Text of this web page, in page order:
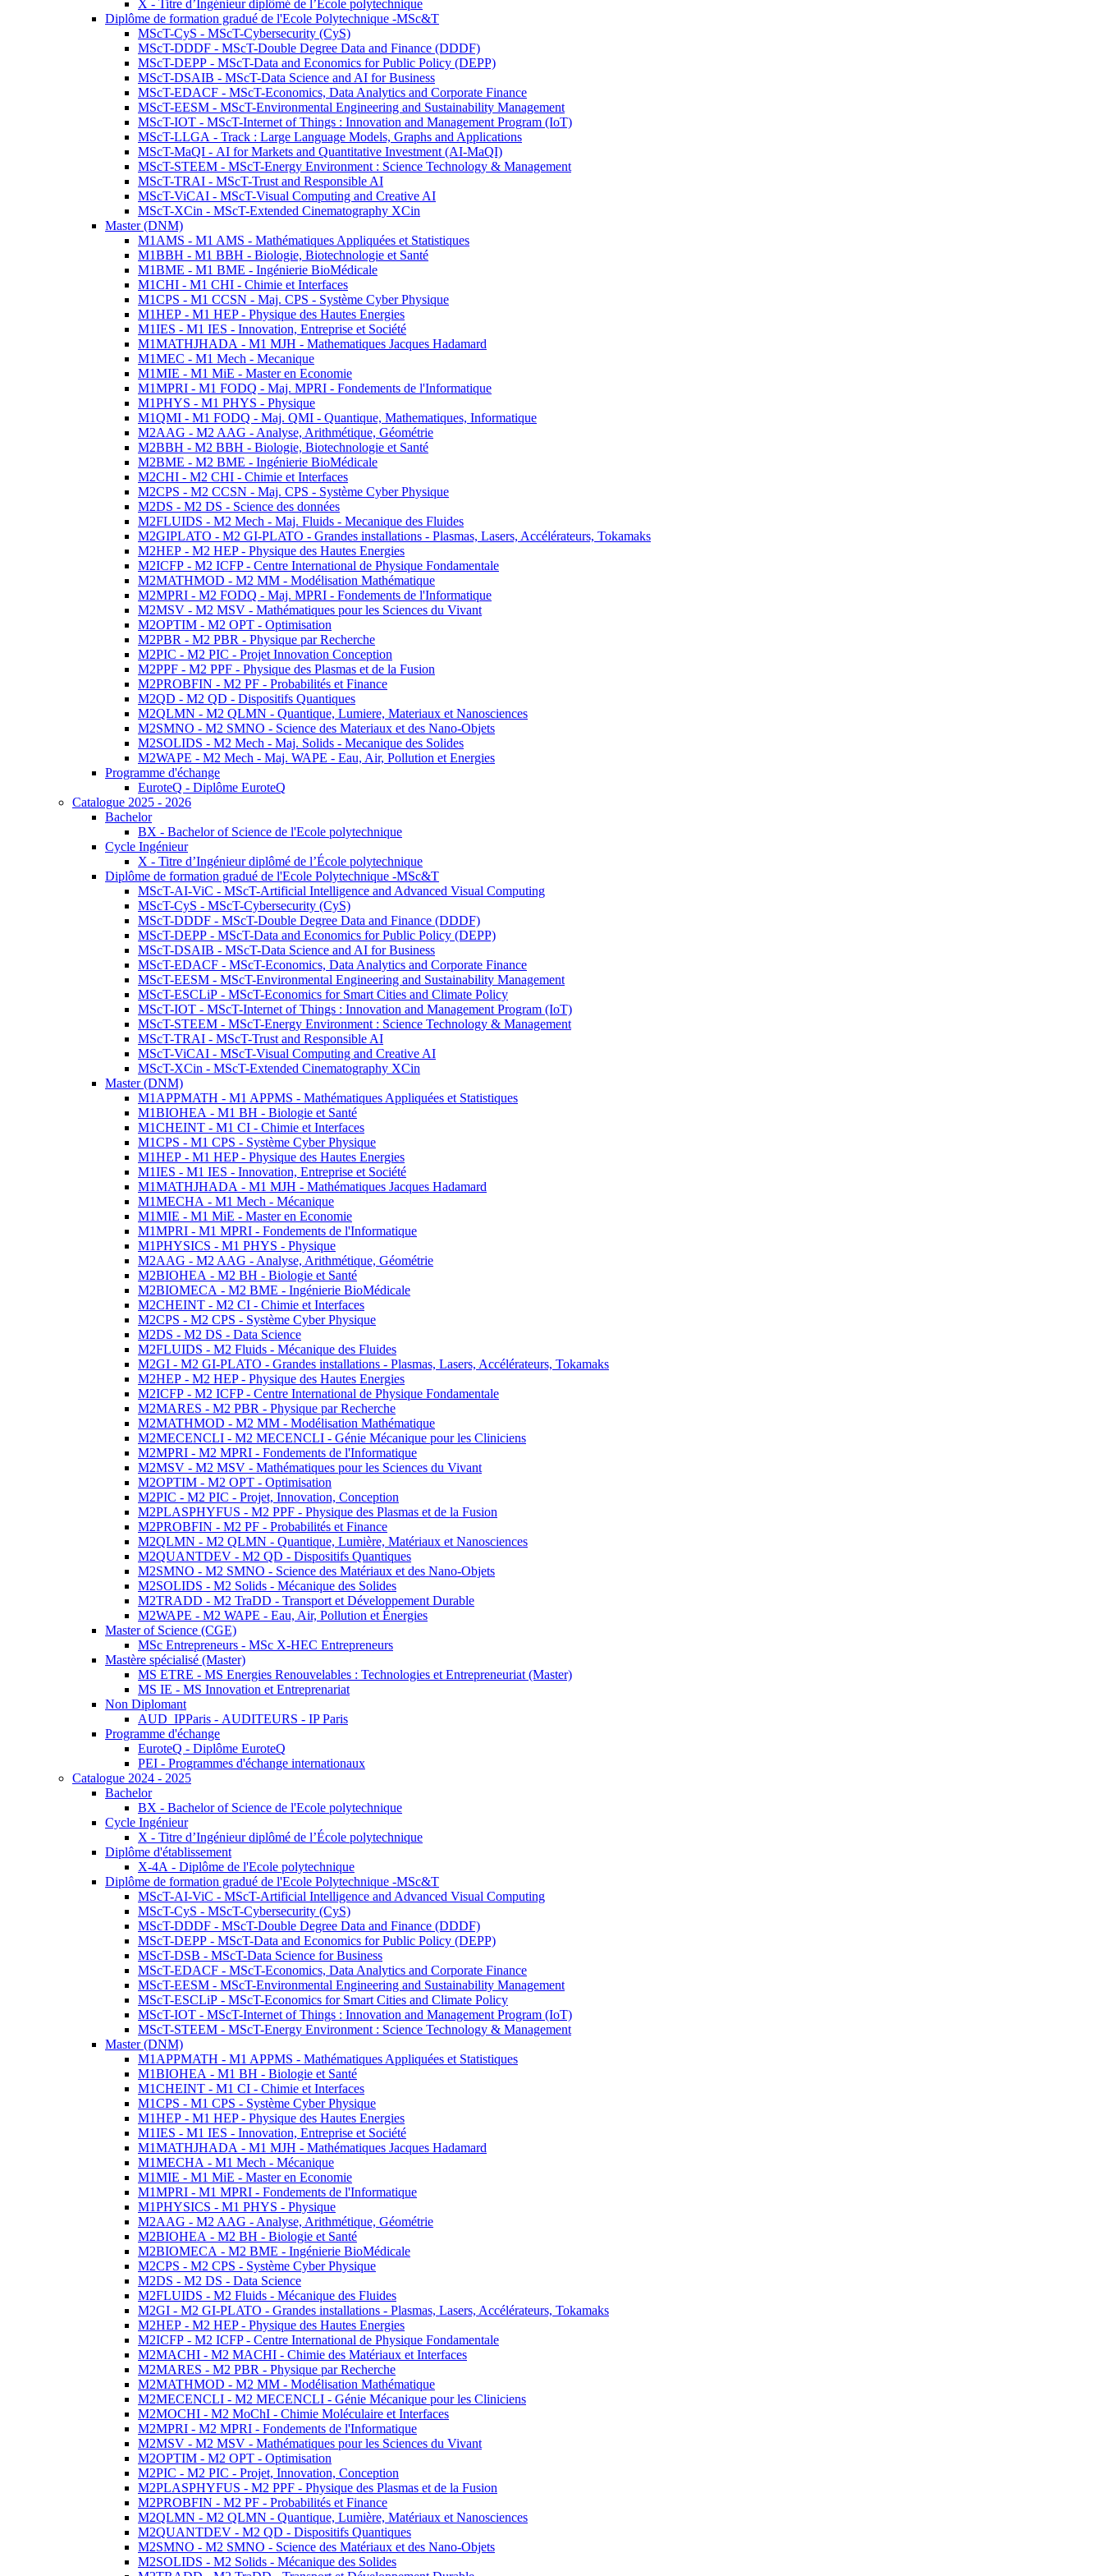
X - Titre d’Ingénieur diplômé de l’École polytechnique
Diplôme de formation gradué de l'Ecole Polytechnique -MSc&T
MScT-CyS - MScT-Cybersecurity (CyS)
MScT-DDDF - MScT-Double Degree Data and Finance (DDDF)
MScT-DEPP - MScT-Data and Economics for Public Policy (DEPP)
MScT-DSAIB - MScT-Data Science and AI for Business
MScT-EDACF - MScT-Economics, Data Analytics and Corporate Finance
MScT-EESM - MScT-Environmental Engineering and Sustainability Management
MScT-IOT - MScT-Internet of Things : Innovation and Management Program (IoT)
MScT-LLGA - Track : Large Language Models, Graphs and Applications
MScT-MaQI - AI for Markets and Quantitative Investment (AI-MaQI)
MScT-STEEM - MScT-Energy Environment : Science Technology & Management
MScT-TRAI - MScT-Trust and Responsible AI
MScT-ViCAI - MScT-Visual Computing and Creative AI
MScT-XCin - MScT-Extended Cinematography XCin
Master (DNM)
M1AMS - M1 AMS - Mathématiques Appliquées et Statistiques
M1BBH - M1 BBH - Biologie, Biotechnologie et Santé
M1BME - M1 BME - Ingénierie BioMédicale
M1CHI - M1 CHI - Chimie et Interfaces
M1CPS - M1 CCSN - Maj. CPS - Système Cyber Physique
M1HEP - M1 HEP - Physique des Hautes Energies
M1IES - M1 IES - Innovation, Entreprise et Société
M1MATHJHADA - M1 MJH - Mathematiques Jacques Hadamard
M1MEC - M1 Mech - Mecanique
M1MIE - M1 MiE - Master en Economie
M1MPRI - M1 FODQ - Maj. MPRI - Fondements de l'Informatique
M1PHYS - M1 PHYS - Physique
M1QMI - M1 FODQ - Maj. QMI - Quantique, Mathematiques, Informatique
M2AAG - M2 AAG - Analyse, Arithmétique, Géométrie
M2BBH - M2 BBH - Biologie, Biotechnologie et Santé
M2BME - M2 BME - Ingénierie BioMédicale
M2CHI - M2 CHI - Chimie et Interfaces
M2CPS - M2 CCSN - Maj. CPS - Système Cyber Physique
M2DS - M2 DS - Science des données
M2FLUIDS - M2 Mech - Maj. Fluids - Mecanique des Fluides
M2GIPLATO - M2 GI-PLATO - Grandes installations - Plasmas, Lasers, Accélérateurs, Tokamaks
M2HEP - M2 HEP - Physique des Hautes Energies
M2ICFP - M2 ICFP - Centre International de Physique Fondamentale
M2MATHMOD - M2 MM - Modélisation Mathématique
M2MPRI - M2 FODQ - Maj. MPRI - Fondements de l'Informatique
M2MSV - M2 MSV - Mathématiques pour les Sciences du Vivant
M2OPTIM - M2 OPT - Optimisation
M2PBR - M2 PBR - Physique par Recherche
M2PIC - M2 PIC - Projet Innovation Conception
M2PPF - M2 PPF - Physique des Plasmas et de la Fusion
M2PROBFIN - M2 PF - Probabilités et Finance
M2QD - M2 QD - Dispositifs Quantiques
M2QLMN - M2 QLMN - Quantique, Lumiere, Materiaux et Nanosciences
M2SMNO - M2 SMNO - Science des Materiaux et des Nano-Objets
M2SOLIDS - M2 Mech - Maj. Solids - Mecanique des Solides
M2WAPE - M2 Mech - Maj. WAPE - Eau, Air, Pollution et Energies
Programme d'échange
EuroteQ - Diplôme EuroteQ
Catalogue 2025 - 2026
Bachelor
BX - Bachelor of Science de l'Ecole polytechnique
Cycle Ingénieur
X - Titre d’Ingénieur diplômé de l’École polytechnique
Diplôme de formation gradué de l'Ecole Polytechnique -MSc&T
MScT-AI-ViC - MScT-Artificial Intelligence and Advanced Visual Computing
MScT-CyS - MScT-Cybersecurity (CyS)
MScT-DDDF - MScT-Double Degree Data and Finance (DDDF)
MScT-DEPP - MScT-Data and Economics for Public Policy (DEPP)
MScT-DSAIB - MScT-Data Science and AI for Business
MScT-EDACF - MScT-Economics, Data Analytics and Corporate Finance
MScT-EESM - MScT-Environmental Engineering and Sustainability Management
MScT-ESCLiP - MScT-Economics for Smart Cities and Climate Policy
MScT-IOT - MScT-Internet of Things : Innovation and Management Program (IoT)
MScT-STEEM - MScT-Energy Environment : Science Technology & Management
MScT-TRAI - MScT-Trust and Responsible AI
MScT-ViCAI - MScT-Visual Computing and Creative AI
MScT-XCin - MScT-Extended Cinematography XCin
Master (DNM)
M1APPMATH - M1 APPMS - Mathématiques Appliquées et Statistiques
M1BIOHEA - M1 BH - Biologie et Santé
M1CHEINT - M1 CI - Chimie et Interfaces
M1CPS - M1 CPS - Système Cyber Physique
M1HEP - M1 HEP - Physique des Hautes Energies
M1IES - M1 IES - Innovation, Entreprise et Société
M1MATHJHADA - M1 MJH - Mathématiques Jacques Hadamard
M1MECHA - M1 Mech - Mécanique
M1MIE - M1 MiE - Master en Economie
M1MPRI - M1 MPRI - Fondements de l'Informatique
M1PHYSICS - M1 PHYS - Physique
M2AAG - M2 AAG - Analyse, Arithmétique, Géométrie
M2BIOHEA - M2 BH - Biologie et Santé
M2BIOMECA - M2 BME - Ingénierie BioMédicale
M2CHEINT - M2 CI - Chimie et Interfaces
M2CPS - M2 CPS - Système Cyber Physique
M2DS - M2 DS - Data Science
M2FLUIDS - M2 Fluids - Mécanique des Fluides
M2GI - M2 GI-PLATO - Grandes installations - Plasmas, Lasers, Accélérateurs, Tokamaks
M2HEP - M2 HEP - Physique des Hautes Energies
M2ICFP - M2 ICFP - Centre International de Physique Fondamentale
M2MARES - M2 PBR - Physique par Recherche
M2MATHMOD - M2 MM - Modélisation Mathématique
M2MECENCLI - M2 MECENCLI - Génie Mécanique pour les Cliniciens
M2MPRI - M2 MPRI - Fondements de l'Informatique
M2MSV - M2 MSV - Mathématiques pour les Sciences du Vivant
M2OPTIM - M2 OPT - Optimisation
M2PIC - M2 PIC - Projet, Innovation, Conception
M2PLASPHYFUS - M2 PPF - Physique des Plasmas et de la Fusion
M2PROBFIN - M2 PF - Probabilités et Finance
M2QLMN - M2 QLMN - Quantique, Lumière, Matériaux et Nanosciences
M2QUANTDEV - M2 QD - Dispositifs Quantiques
M2SMNO - M2 SMNO - Science des Matériaux et des Nano-Objets
M2SOLIDS - M2 Solids - Mécanique des Solides
M2TRADD - M2 TraDD - Transport et Développement Durable
M2WAPE - M2 WAPE - Eau, Air, Pollution et Énergies
Master of Science (CGE)
MSc Entrepreneurs - MSc X-HEC Entrepreneurs
Mastère spécialisé (Master)
MS ETRE - MS Energies Renouvelables : Technologies et Entrepreneuriat (Master)
MS IE - MS Innovation et Entreprenariat
Non Diplomant
AUD_IPParis - AUDITEURS - IP Paris
Programme d'échange
EuroteQ - Diplôme EuroteQ
PEI - Programmes d'échange internationaux
Catalogue 2024 - 2025
Bachelor
BX - Bachelor of Science de l'Ecole polytechnique
Cycle Ingénieur
X - Titre d’Ingénieur diplômé de l’École polytechnique
Diplôme d'établissement
X-4A - Diplôme de l'Ecole polytechnique
Diplôme de formation gradué de l'Ecole Polytechnique -MSc&T
MScT-AI-ViC - MScT-Artificial Intelligence and Advanced Visual Computing
MScT-CyS - MScT-Cybersecurity (CyS)
MScT-DDDF - MScT-Double Degree Data and Finance (DDDF)
MScT-DEPP - MScT-Data and Economics for Public Policy (DEPP)
MScT-DSB - MScT-Data Science for Business
MScT-EDACF - MScT-Economics, Data Analytics and Corporate Finance
MScT-EESM - MScT-Environmental Engineering and Sustainability Management
MScT-ESCLiP - MScT-Economics for Smart Cities and Climate Policy
MScT-IOT - MScT-Internet of Things : Innovation and Management Program (IoT)
MScT-STEEM - MScT-Energy Environment : Science Technology & Management
Master (DNM)
M1APPMATH - M1 APPMS - Mathématiques Appliquées et Statistiques
M1BIOHEA - M1 BH - Biologie et Santé
M1CHEINT - M1 CI - Chimie et Interfaces
M1CPS - M1 CPS - Système Cyber Physique
M1HEP - M1 HEP - Physique des Hautes Energies
M1IES - M1 IES - Innovation, Entreprise et Société
M1MATHJHADA - M1 MJH - Mathématiques Jacques Hadamard
M1MECHA - M1 Mech - Mécanique
M1MIE - M1 MiE - Master en Economie
M1MPRI - M1 MPRI - Fondements de l'Informatique
M1PHYSICS - M1 PHYS - Physique
M2AAG - M2 AAG - Analyse, Arithmétique, Géométrie
M2BIOHEA - M2 BH - Biologie et Santé
M2BIOMECA - M2 BME - Ingénierie BioMédicale
M2CPS - M2 CPS - Système Cyber Physique
M2DS - M2 DS - Data Science
M2FLUIDS - M2 Fluids - Mécanique des Fluides
M2GI - M2 GI-PLATO - Grandes installations - Plasmas, Lasers, Accélérateurs, Tokamaks
M2HEP - M2 HEP - Physique des Hautes Energies
M2ICFP - M2 ICFP - Centre International de Physique Fondamentale
M2MACHI - M2 MACHI - Chimie des Matériaux et Interfaces
M2MARES - M2 PBR - Physique par Recherche
M2MATHMOD - M2 MM - Modélisation Mathématique
M2MECENCLI - M2 MECENCLI - Génie Mécanique pour les Cliniciens
M2MOCHI - M2 MoChI - Chimie Moléculaire et Interfaces
M2MPRI - M2 MPRI - Fondements de l'Informatique
M2MSV - M2 MSV - Mathématiques pour les Sciences du Vivant
M2OPTIM - M2 OPT - Optimisation
M2PIC - M2 PIC - Projet, Innovation, Conception
M2PLASPHYFUS - M2 PPF - Physique des Plasmas et de la Fusion
M2PROBFIN - M2 PF - Probabilités et Finance
M2QLMN - M2 QLMN - Quantique, Lumière, Matériaux et Nanosciences
M2QUANTDEV - M2 QD - Dispositifs Quantiques
M2SMNO - M2 SMNO - Science des Matériaux et des Nano-Objets
M2SOLIDS - M2 Solids - Mécanique des Solides